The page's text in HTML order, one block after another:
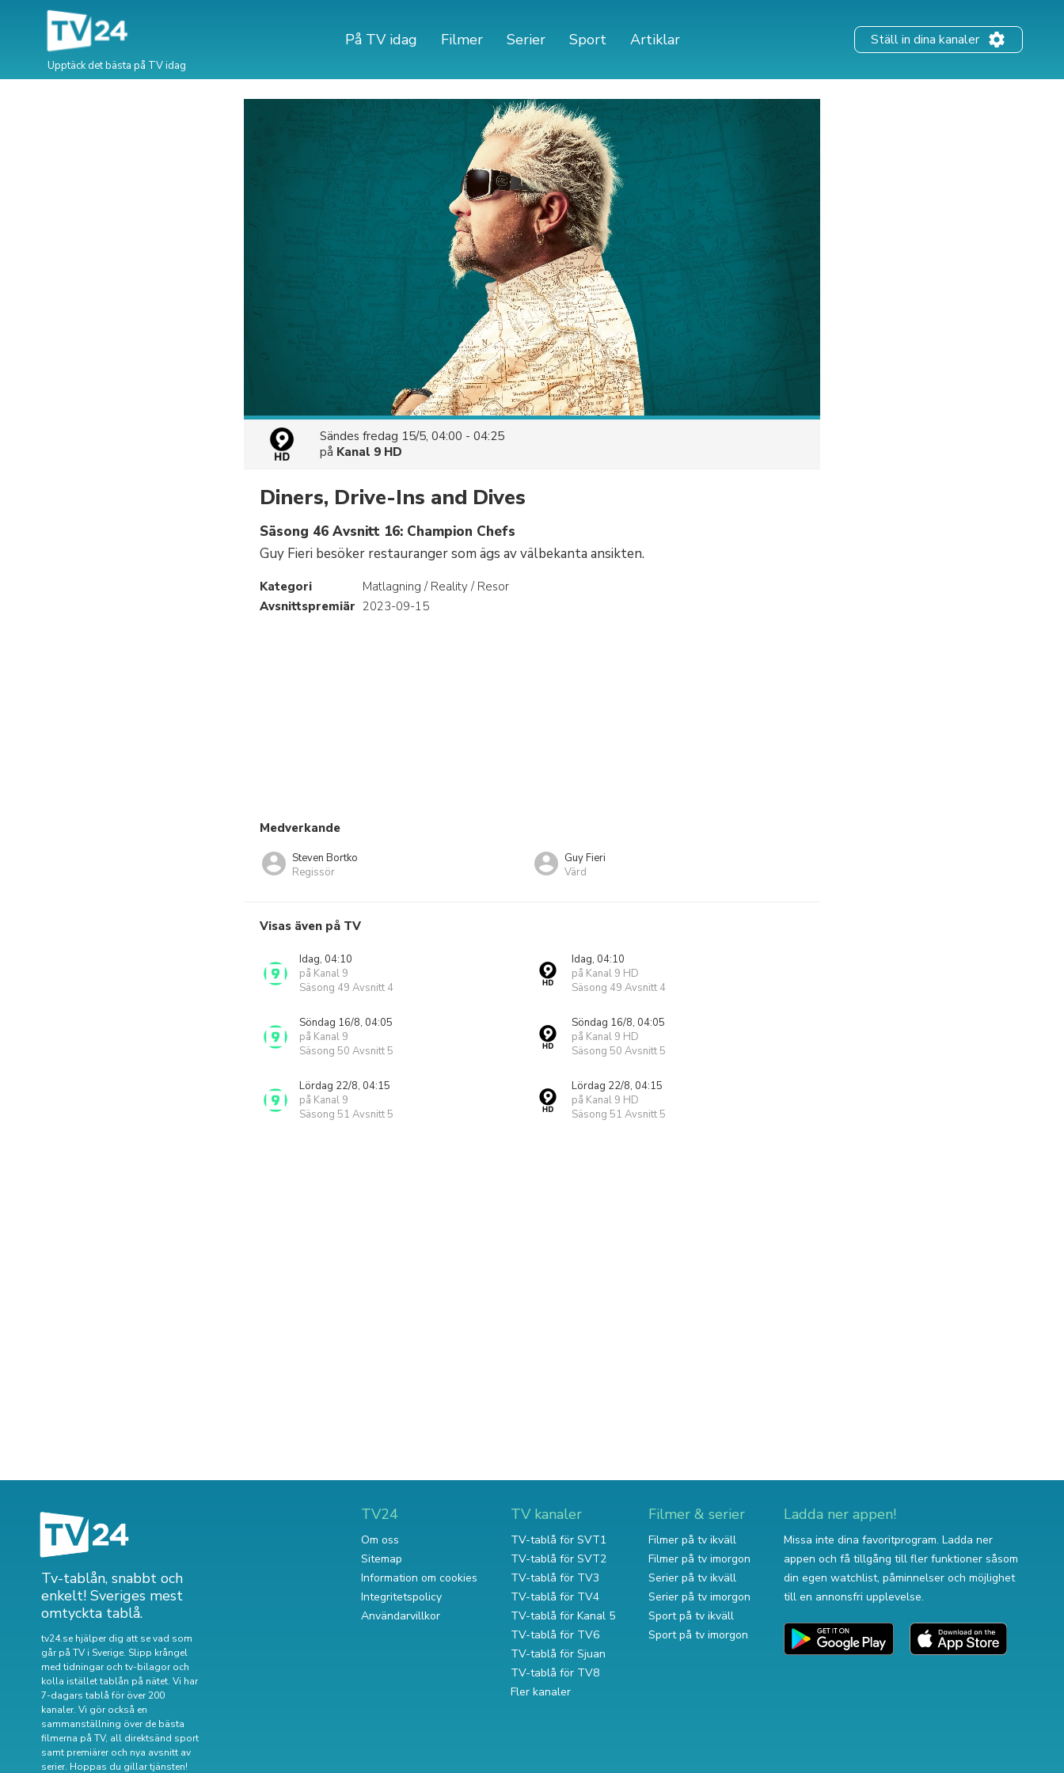
Upptäck det bästa på TV idag
På TV idag Filmer Serier Sport Artiklar Ställ in dina kanaler
Sändes fredag 15/5, 04:00 - 04:25
på Kanal 9 HD
Diners, Drive-Ins and Dives
Säsong 46 Avsnitt 16: Champion Chefs
Guy Fieri besöker restauranger som ägs av välbekanta ansikten.
Kategori
Matlagning / Reality / Resor
Avsnittspremiär 2023-09-15
Medverkande
Steven Bortko
Regissör
Guy Fieri
Värd
Visas även på TV
Idag, 04:10
på Kanal 9
Säsong 49 Avsnitt 4
Idag, 04:10
på Kanal 9 HD
Säsong 49 Avsnitt 4
Söndag 16/8, 04:05
på Kanal 9
Säsong 50 Avsnitt 5
Söndag 16/8, 04:05
på Kanal 9 HD
Säsong 50 Avsnitt 5
Lördag 22/8, 04:15
på Kanal 9
Säsong 51 Avsnitt 5
Lördag 22/8, 04:15
på Kanal 9 HD
Säsong 51 Avsnitt 5
Tv-tablån, snabbt och
enkelt! Sveriges mest
omtyckta tablå.
tv24.se hjälper dig att se vad som
går på TV i Sverige. Slipp krångel
med tidningar och tv-bilagor och
kolla istället tablån på nätet. Vi har
7-dagars tablå för över 200
kanaler. Vi gör också en
sammanställning överde bästa
filmerna på TV, all direktsänd sport
samt premiärer och nya avsnitt av
serier. Hoppas du gillar tjänsten!
TV24
Om oss
Sitemap
Information om cookies
Integritetspolicy
Användarvillkor
TV kanaler
TV-tablå för SVT1
TV-tablå för SVT2
TV-tablå för TV3
TV-tablå för TV4
TV-tablå för Kanal 5
TV-tablå för TV6
TV-tablå för Sjuan
TV-tablå för TV8
Fler kanaler
Filmer & serier
Filmer på tv ikväll
Filmer på tv imorgon
Serier på tv ikväll
Serier på tv imorgon
Sport på tv ikväll
Sport på tv imorgon
Ladda ner appen!
Missa inte dina favoritprogram. Ladda ner
appen och få tillgång till fler funktioner såsom
din egen watchlist, påminnelser och möjlighet
till en annonsfri upplevelse.